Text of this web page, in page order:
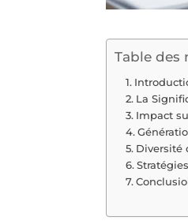
Table des
La
Impact
Diversité